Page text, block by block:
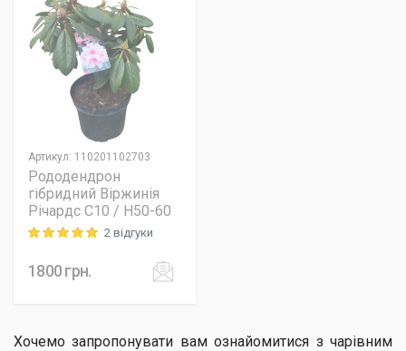
Артикул: 110201102703
Рододендрон
гібридний Віржинія
Річардс C10 / H50-60
Rating: 5 out of 52 відгуки
1800грн.
Хочемо запропонувати вам ознайомитися з чарівним